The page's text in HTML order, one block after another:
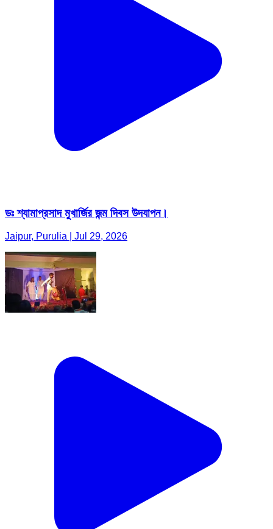
ডঃ শ্যামাপ্রসাদ মুখার্জির জন্ম দিবস উদযাপন।
Jaipur, Purulia | Jul 29, 2026